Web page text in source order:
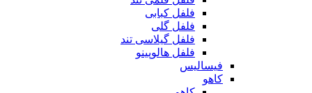
فلفل کبابی
فلفل گلی
فلفل گیلاسی تند
فلفل هالوپینو
فیسالیس
کاهو